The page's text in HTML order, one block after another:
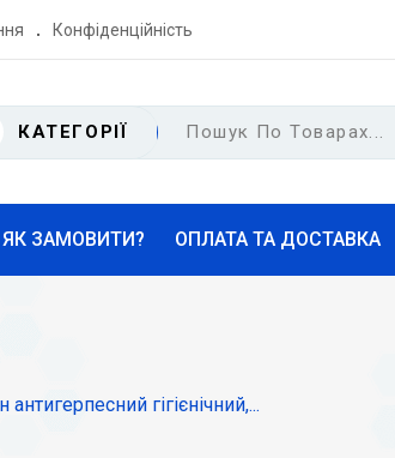
Конфіденційність
КАТЕГОРІЇ
ЯК ЗАМОВИТИ? ОПЛАТА ТА ДОСТАВКА
гігієнічний,...